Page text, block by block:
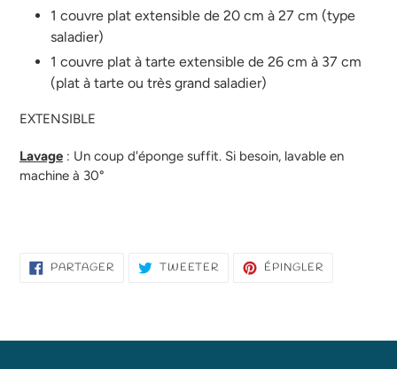
1 couvre plat extensible de 20 cm à 27 cm (type
saladier)
1 couvre plat à tarte extensible de 26 cm à 37 cm
(plat à tarte ou très grand saladier)
EXTENSIBLE
Lavage : Un coup d'éponge suffit. Si besoin, lavable en
machine à 30°
PARTAGERPARTAGER
SUR
TWEETER TWEETERÉPINGLER